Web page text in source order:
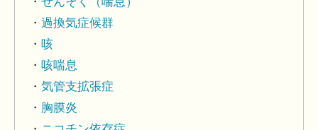
過換気症候群
咳
咳喘息
気管支拡張症
胸膜炎